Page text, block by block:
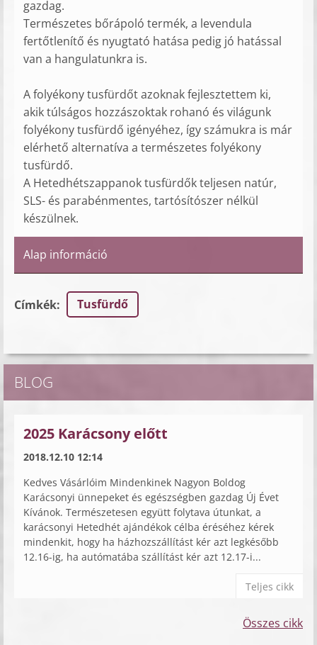
gazdag.
Természetes bőrápoló termék, a levendula
fertőtlenítő és nyugtató hatása pedig jó hatással
van a hangulatunkra is.
A folyékony tusfürdőt azoknak fejlesztettem ki,
akik túlságos hozzászoktak rohanó és világunk
folyékony tusfürdő igényéhez, így számukra is már
elérhető alternatíva a természetes folyékony
tusfürdő.
A Hetedhétszappanok tusfürdők teljesen natúr,
SLS- és parabénmentes, tartósítószer nélkül
készülnek.
Alap információ
Címkék: Tusfürdő
BLOG
2025 Karácsony előtt
2018.12.10 12:14
Kedves Vásárlóim Mindenkinek Nagyon Boldog
Karácsonyi ünnepeket és egészségben gazdag Új Évet
Kívánok. Természetesen együtt folytava útunkat, a
karácsonyi Hetedhét ajándékok célba éréséhez kérek
mindenkit, hogy ha házhozszállítást kér azt legkésőbb
12.16-ig, ha autómatába szállítást kér azt 12.17-i...
Teljes cikk
Összes cikk